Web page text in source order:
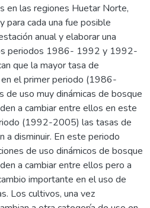
en las regiones Huetar Norte,
para cada una fue posible
anual y elaborar una
periodos 1986- 1992 y 1992-
que la mayor tasa de
el primer periodo (1986-
de uso muy dinámicas de bosque
a cambiar entre ellos en este
(1992-2005) las tasas de
a disminuir. En este periodo
de uso dinámicos de bosque
a cambiar entre ellos pero a
importante en el uso de
Los cultivos, una vez